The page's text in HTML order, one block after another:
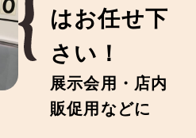
はお任せ下
さい！
展示会用・店内
販促用などに